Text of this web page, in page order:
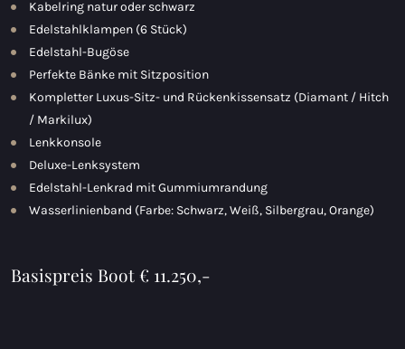
Kabelring natur oder schwarz
Edelstahlklampen (6 Stück)
Edelstahl-Bugöse
Perfekte Bänke mit Sitzposition
Kompletter Luxus-Sitz- und Rückenkissensatz (Diamant / Hitch
/ Markilux)
Lenkkonsole
Deluxe-Lenksystem
Edelstahl-Lenkrad mit Gummiumrandung
Wasserlinienband (Farbe: Schwarz, Weiß, Silbergrau, Orange)
Basispreis Boot € 11.250,-